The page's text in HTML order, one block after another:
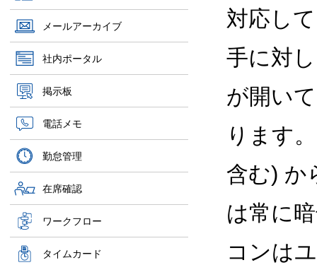
メールアーカイブ
社内ポータル
掲示板
電話メモ
勤怠管理
在席確認
ワークフロー
タイムカード
対応し
手に対
が開い
ります
含む) か
は常に
コンは